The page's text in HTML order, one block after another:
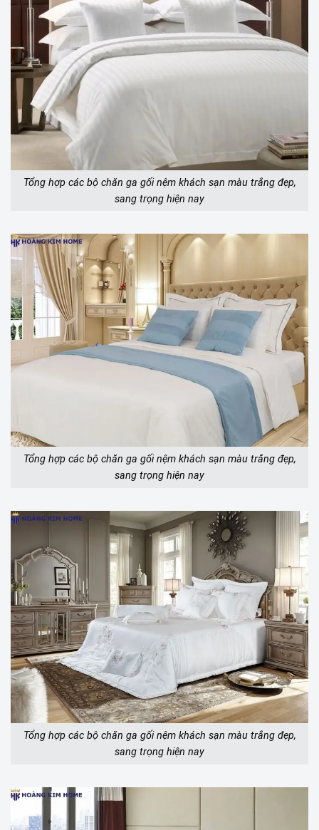
Tổng hợp các bộ chăn ga gối nệm khách sạn màu trắng đẹp,
sang trọng hiện nay
Tổng hợp các bộ chăn ga gối nệm khách sạn màu trắng đẹp,
sang trọng hiện nay
Tổng hợp các bộ chăn ga gối nệm khách sạn màu trắng đẹp,
sang trọng hiện nay